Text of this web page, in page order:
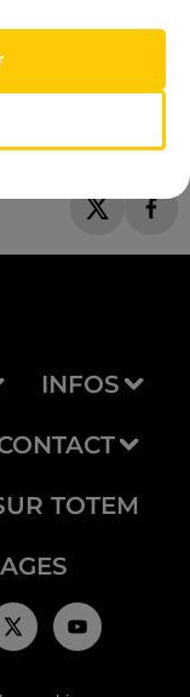
INFOS
TOTEM